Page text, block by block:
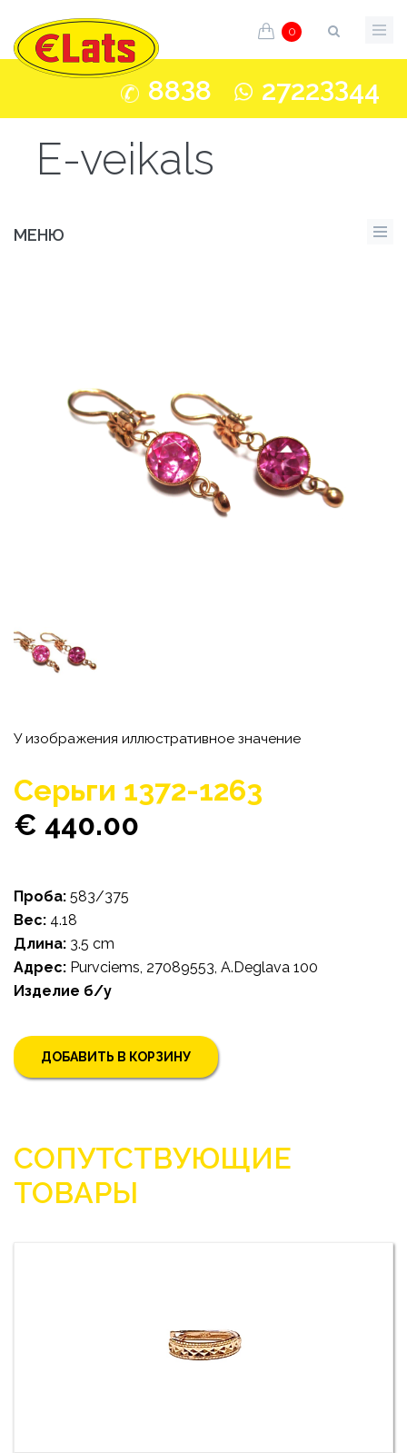
0
8838 27223344
E-veikals
МЕНЮ
У изображения иллюстративное значение
Cерьги 1372-1263
€ 440.00
Проба: 583/375
Bес: 4.18
Длина: 3.5 cm
Адрес: Purvciems, 27089553, A.Deglava 100
Изделие б/у
ДОБАВИТЬ В КОРЗИНУ
СОПУТСТВУЮЩИЕ
ТОВАРЫ